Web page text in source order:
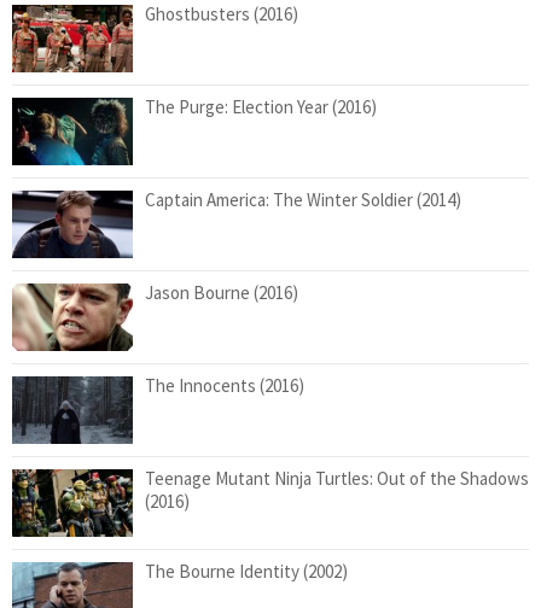
Ghostbusters (2016)
The Purge: Election Year (2016)
Captain America: The Winter Soldier (2014)
Jason Bourne (2016)
The Innocents (2016)
Teenage Mutant Ninja Turtles: Out of the Shadows
(2016)
The Bourne Identity (2002)